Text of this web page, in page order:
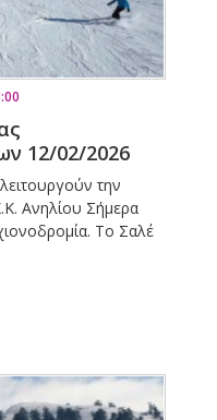
12/02/2026
την
Ανηλίου Σήμερα
Το Σαλέ